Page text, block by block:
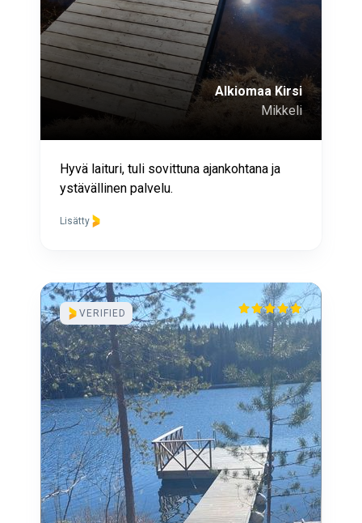
Alkiomaa Kirsi
Mikkeli
Hyvä laituri, tuli sovittuna ajankohtana ja
ystävällinen palvelu.
Lisätty
VERIFIED